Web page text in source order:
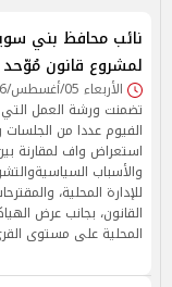
نائب محافظ بني
لمشروع قانون مُوّحد
الأربعاء 05/أغسطس/2026 - 02:22 م
تضمنت ورشة العمل التي
الفيوم عددا من الجلسات
استعراض واف لمقارنة
والأسباب
للإدارة المحلية،
القانون، بجانب عرض
المحلية على مستوى